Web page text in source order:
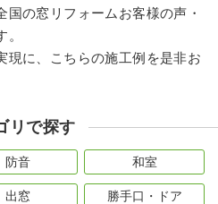
国の窓リフォームお客様の声・
現に、こちらの施工例を是非お
リで探す
防音 和室
出窓 勝手口・ドア